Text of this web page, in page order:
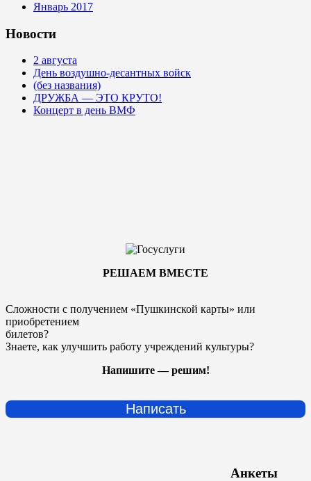
Январь 2017
Новости
2 августа
День воздушно-десантных войск
(без названия)
ДРУЖБА — ЭТО КРУТО!
Концерт в день ВМФ
РЕШАЕМ ВМЕСТЕ
Сложности с получением «Пушкинской карты» или
приобретением
билетов?
Знаете, как улучшить работу учреждений культуры?
Напишите — решим!
Написать
Анкеты